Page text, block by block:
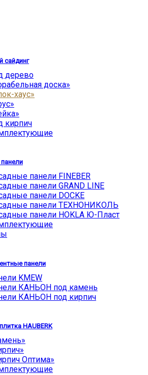
сайдинг
дерево
доска»
хаус»
кирпич
панели FINEBER
панели GRAND LINE
панели DOCKE
панели ТЕХНОНИКОЛЬ
панели HOKLA Ю-Пласт
панели
KMEW
КАНЬОН под камень
КАНЬОН под кирпич
HAUBERK
Оптима»